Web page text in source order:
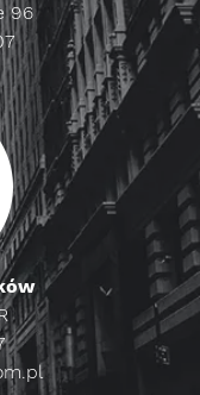
96